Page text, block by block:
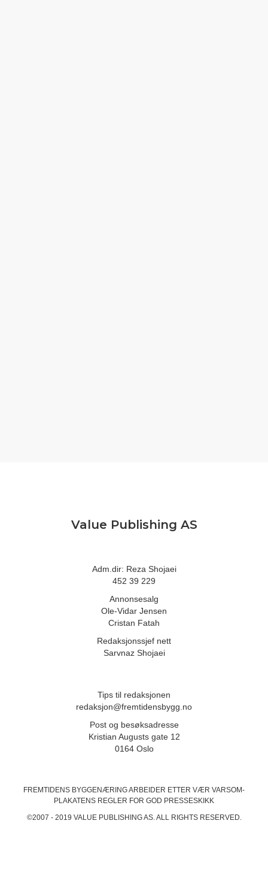
Value Publishing AS
Adm.dir: Reza Shojaei
452 39 229
Annonsesalg
Ole-Vidar Jensen
Cristan Fatah
Redaksjonssjef nett
Sarvnaz Shojaei
Tips til redaksjonen
redaksjon@fremtidensbygg.no
Post og besøksadresse
Kristian Augusts gate 12
0164 Oslo
FREMTIDENS BYGGENÆRING ARBEIDER ETTER VÆR VARSOM-
PLAKATENS REGLER FOR GOD PRESSESKIKK
©2007 - 2019 VALUE PUBLISHING AS. ALL RIGHTS RESERVED.